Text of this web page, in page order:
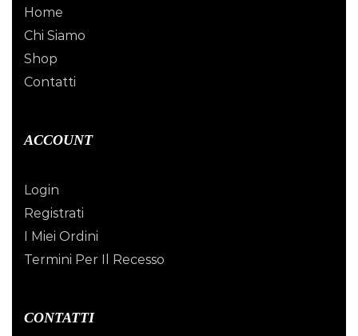
Home
Chi Siamo
Shop
Contatti
ACCOUNT
Login
Registrati
I Miei Ordini
Termini Per Il Recesso
CONTATTI